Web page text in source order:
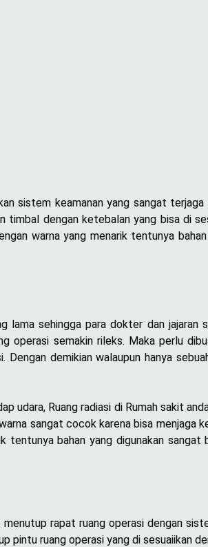
sistem keamanan yang sangat
dengan ketebalan yang bisa di
warna yang menarik tentunya
lama sehingga para dokter dan
operasi semakin rileks. Maka perlu
demikian walaupun hanya
udara, Ruang radiasi di Rumah sakit
sangat cocok karena bisa menjaga
tentunya bahan yang digunakan
rapat ruang operasi dengan
ruang operasi yang di sesuaiikan